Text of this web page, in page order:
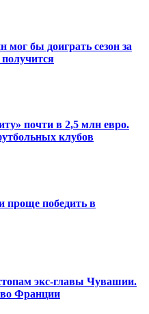
бы доиграть сезон за
почти в 2,5 млн евро.
клубов
победить в
экс-главы Чувашии.
Франции